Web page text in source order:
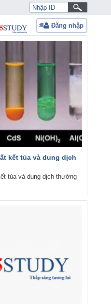
Đăng nhập
kết tủa và dung dịch
tủa và dung dịch thường